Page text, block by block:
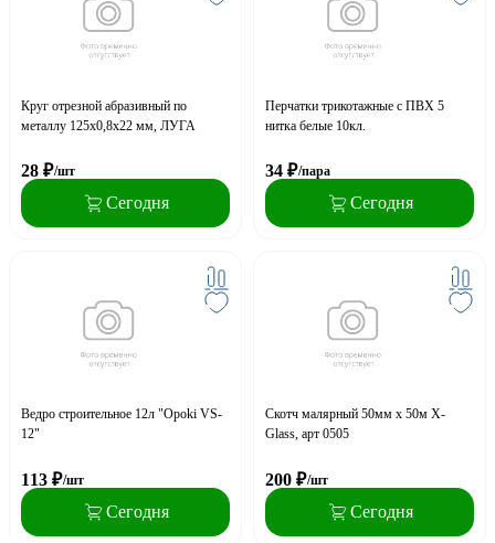
Круг отрезной абразивный по
металлу 125x0,8x22 мм, ЛУГА
28 ₽/шт
Сегодня
Перчатки трикотажные с ПВХ 5
нитка белые 10кл.
34 ₽/пара
Сегодня
Ведро строительное 12л "Opoki VS-
12"
113 ₽/шт
Сегодня
Скотч малярный 50мм х 50м X-
Glass, арт 0505
200 ₽/шт
Сегодня